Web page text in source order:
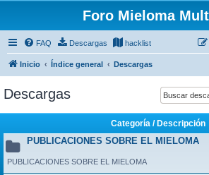
Foro Mieloma
FAQ Descargas hacklist
Inicio Índice general Descargas
Descargas
Categoría / Descripción
PUBLICACIONES SOBRE EL MIELOMA
PUBLICACIONES SOBRE EL MIELOMA